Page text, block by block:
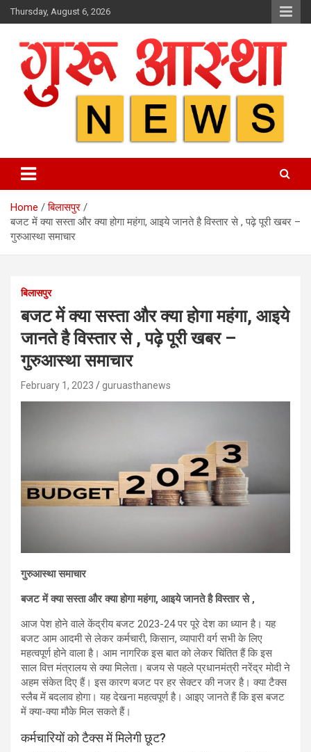
Skip
to
Thursday, August 6, 2026
Home
बिलासपुर
बजट में क्या सस्ता और क्या होगा महंगा, आइये जानते है विस्तार से , पढ़े पूरी खबर –
गुरुआस्था समाचार
बिलासपुर
बजट में क्या सस्ता और क्या होगा महंगा, आइये
जानते है विस्तार से , पढ़े पूरी खबर –
गुरुआस्था समाचार
February 1, 2023 guruasthanews
गुरुआस्था समाचार
बजट में क्या सस्ता और क्या होगा महंगा, आइये जानते है विस्तार से ,
आज पेश होने वाले केंद्रीय बजट 2023-24 पर पूरे देश का ध्यान है। यह
बजट आम आदमी से लेकर कर्मचारी, किसान, व्यापारी वर्ग सभी के लिए
महत्वपूर्ण होने वाला है। आम नागरिक इस बात को लेकर चिंतित हैं कि इस
साल वित्त मंत्रालय से क्या मिलेता। बजय से पहले प्रधानमंत्री नरेंद्र मोदी ने
अहम संकेत दिए हैं। इस कारण बजट पर हर सेक्टर की नजर है। क्या टैक्स
स्लैब में बदलाव होगा। यह देखना महत्वपूर्ण है। आइए जानते हैं कि इस बजट
में क्या-क्या मौके मिल सकते हैं।
कर्मचारियों को टैक्स में मिलेगी छूट?